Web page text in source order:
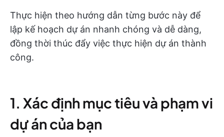
Thực hiện theo hướng dẫn từng bước này để
lập kế hoạch dự án nhanh chóng và dễ dàng,
đồng thời thúc đẩy việc thực hiện dự án thành
công.
1. Xác định mục tiêu và phạm vi
dự án của bạn